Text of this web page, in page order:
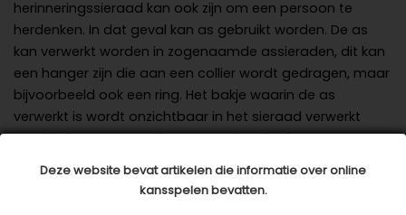
Deze website bevat artikelen die informatie over online
kansspelen bevatten.
herinneringssieraad kan ook zijn om een persoon te
herdenken. In dat geval kan as gebruikt worden. De as
kan verwerkt worden in zogenaamde assieraden, dit kan
een hanger zijn die aan een collier wordt gedragen, maar
bijvoorbeeld ook een ring. Het bakje waarin de as
verwerkt is wordt onzichtbaar in het sieraad verwerkt
mocht dat gewenst zijn. Deze assieraden kunnen van